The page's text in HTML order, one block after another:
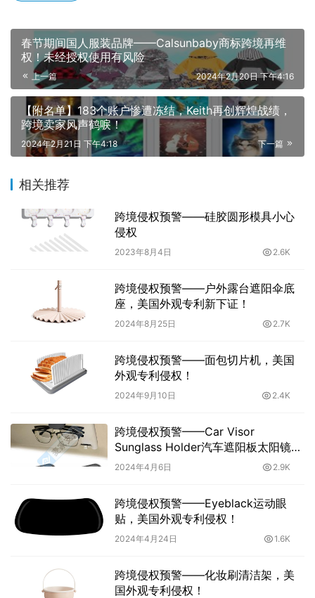
春节期间国人服装品牌——Calsunbaby商标跨境再维
权！未经授权使用有风险
上一篇 2024年2月20日 下午4:16
【附名单】183个账户惨遭冻结，Keith再创辉煌战绩，
跨境卖家风声鹤唳！
下一篇
2024年2月21日 下午4:18
相关推荐
跨境侵权预警——硅胶圆形模具小心
侵权
2023年8月4日 2.6K
跨境侵权预警——户外露台遮阳伞底
座，美国外观专利新下证！
2024年8月25日 2.7K
跨境侵权预警——面包切片机，美国
外观专利侵权！
2024年9月10日 2.4K
跨境侵权预警——Car Visor
Sunglass Holder汽车遮阳板太阳镜
架，美国外观专利侵权！
2024年4月6日 2.9K
跨境侵权预警——Eyeblack运动眼
贴，美国外观专利侵权！
2024年4月24日 1.6K
跨境侵权预警——化妆刷清洁架，美
国外观专利侵权！